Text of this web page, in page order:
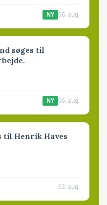
NY 06. aug.
søges til
NY 06. aug.
til Henrik Haves
03. aug.